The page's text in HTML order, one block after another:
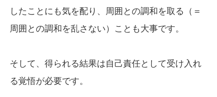
したことにも気を配り、周囲との調和を取る（＝
周囲との調和を乱さない）ことも大事です。
そして、得られる結果は自己責任として受け入れ
る覚悟が必要です。